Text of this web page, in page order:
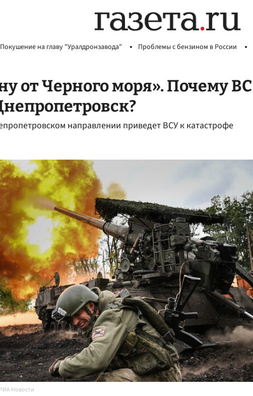
Покушение на главу "Уралдронзавода" Проблемы с бензином в России
от Черного моря». Почему ВС
направлении приведет ВСУ к катастрофе
Новости